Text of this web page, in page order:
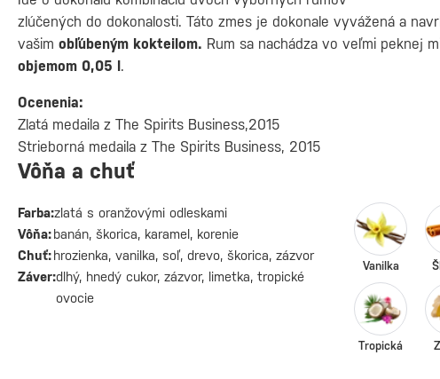
zlúčených do dokonalosti. Táto zmes je dokonale vyvážená a
vašim obľúbeným kokteilom. Rum sa nachádza vo veľmi peknej
objemom 0,05 l.
Ocenenia:
Zlatá medaila z The Spirits Business,2015
Strieborná medaila z The Spirits Business, 2015
Vôňa a chuť
Farba:zlatá s oranžovými odleskami
Vôňa:banán, škorica, karamel, korenie
Chuť:hrozienka, vanilka, soľ, drevo, škorica, zázvor
Záver:dlhý, hnedý cukor, zázvor, limetka, tropické
ovocie
Vanilka
Tropická